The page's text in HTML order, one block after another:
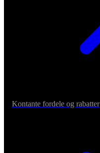
Kontante fordele og rabatter